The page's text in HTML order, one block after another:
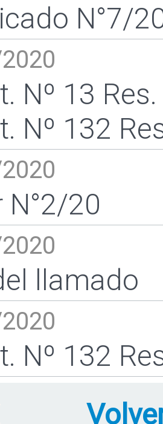
N°7/
Nº 13
Nº 132
N°2/20
llamado
Nº 132